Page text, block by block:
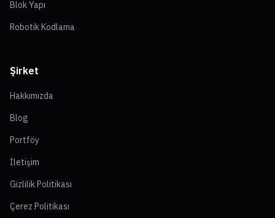
Blok Yapı
Robotik Kodlama
Şirket
Hakkımızda
Blog
Portföy
İletişim
Gizlilik Politikası
Çerez Politikası